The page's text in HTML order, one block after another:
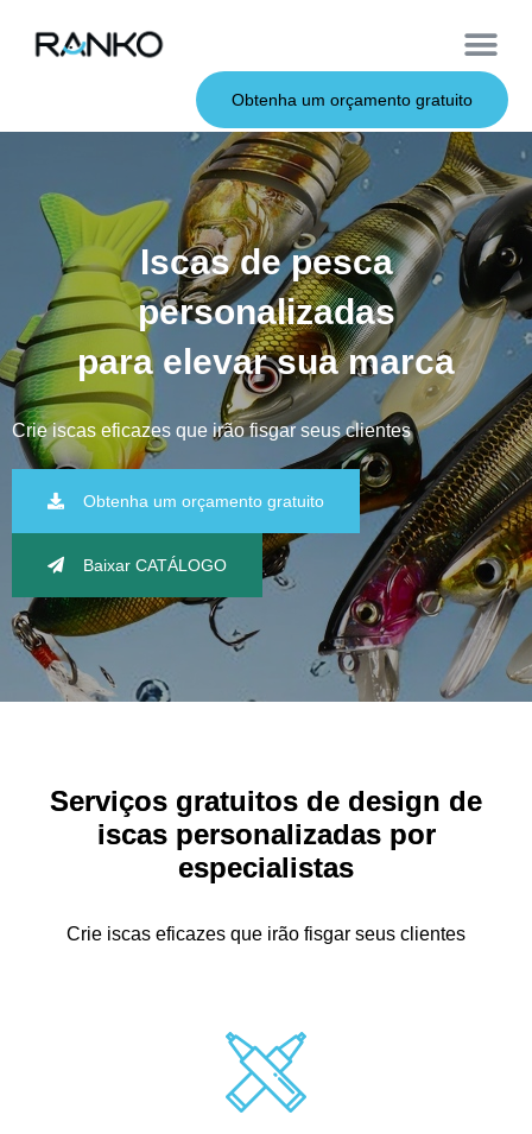
Obtenha um orçamento gratuito
Iscas de pesca
personalizadas
para elevar sua marca
Crie iscas eficazes que irão fisgar seus clientes
Obtenha um orçamento gratuito
Baixar CATÁLOGO
Serviços gratuitos de design de
iscas personalizadas por
especialistas
Crie iscas eficazes que irão fisgar seus clientes